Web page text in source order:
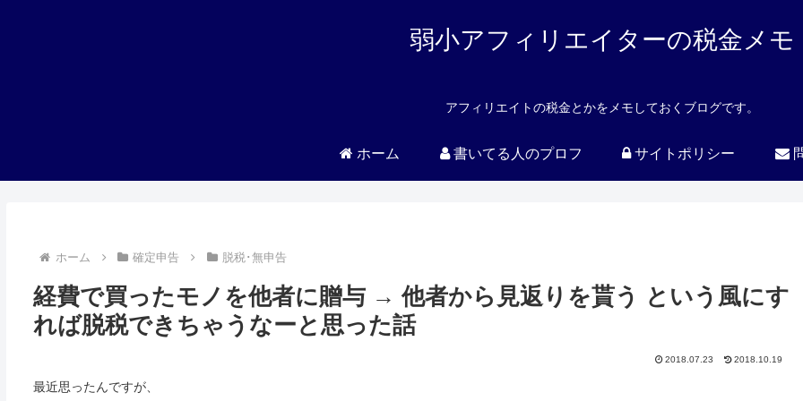
弱小アフィリエイターの税金メモ
アフィリエイトの税金とかをメモしておくブログです。
ホーム 書いてる人のプロフ サイトポリシー
ホーム 確定申告 脱税･無申告
経費で買ったモノを他者に贈与 → 他者から見返りを貰う という風にす
れば脱税できちゃうなーと思った話
2018.07.23 2018.10.19
最近思ったんですが、